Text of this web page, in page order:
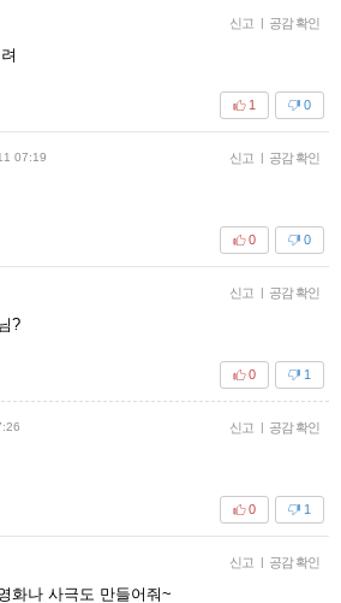
신고 | 공감 확인
0
1
07:19 신고 | 공감 확인
0
0
신고 | 공감 확인
?
1
0
신고 | 공감 확인
1
0
신고 | 공감 확인
화나 사극도 만들어줘~